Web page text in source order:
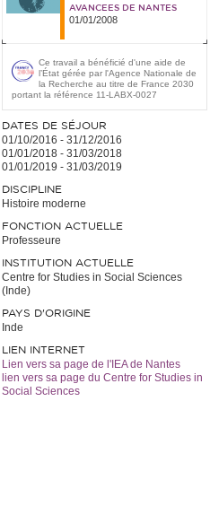
AVANCEES DE NANTES
01/01/2008
Ce travail a bénéficié d'une aide de
l’État gérée par l'Agence Nationale de
la Recherche au titre de France 2030
portant la référence 11-LABX-0027
DATES DE SÉJOUR
01/10/2016 - 31/12/2016
01/01/2018 - 31/03/2018
01/01/2019 - 31/03/2019
DISCIPLINE
Histoire moderne
FONCTION ACTUELLE
Professeure
INSTITUTION ACTUELLE
Centre for Studies in Social Sciences
(Inde)
PAYS D'ORIGINE
Inde
LIEN INTERNET
Lien vers sa page de l'IEA de Nantes
lien vers sa page du Centre for Studies in
Social Sciences